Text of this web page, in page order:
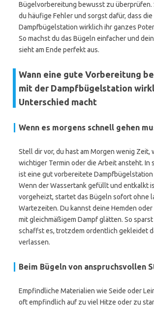
Bügelvorbereitung bewusst zu überprüfen.
du häufige Fehler und sorgst dafür, dass die
Dampfbügelstation wirklich ihr ganzes
So machst du das Bügeln einfacher und
sieht am Ende perfekt aus.
Wann eine gute Vorbereitung
mit der Dampfbügelstation
Unterschied macht
Wenn es morgens schnell gehen
Stell dir vor, du hast am Morgen wenig Zeit,
wichtiger Termin oder die Arbeit ansteht. In
ist eine gut vorbereitete Dampfbügelstation
Wenn der Wassertank gefüllt und entkalkt
vorgeheizt, startet das Bügeln sofort ohne
Wartezeiten. Du kannst deine Hemden
mit gleichmäßigem Dampf glätten. So
schaffst es, trotzdem ordentlich gekleidet
verlassen.
Beim Bügeln von anspruchsvollen
Empfindliche Materialien wie Seide oder
oft empfindlich auf zu viel Hitze oder zu